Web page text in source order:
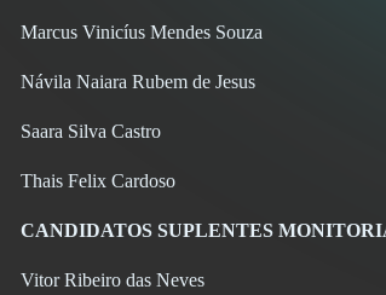
Marcus Vinicíus Mendes Souza
Návila Naiara Rubem de Jesus
Saara Silva Castro
Thais Felix Cardoso
CANDIDATOS SUPLENTES
Vitor Ribeiro das Neves